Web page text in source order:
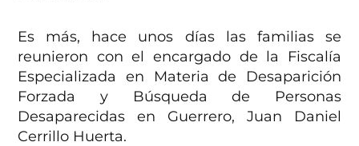
Es más, hace unos días las familias se
reunieron con el encargado de la Fiscalía
Especializada en Materia de Desaparición
Forzada y Búsqueda de Personas
Desaparecidas en Guerrero, Juan Daniel
Cerrillo Huerta.